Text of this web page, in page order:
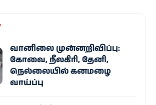
வானிலை முன்னறிவிப்பு:
கோவை, நீலகிரி, தேனி,
நெல்லையில் கனமழை
வாய்ப்பு